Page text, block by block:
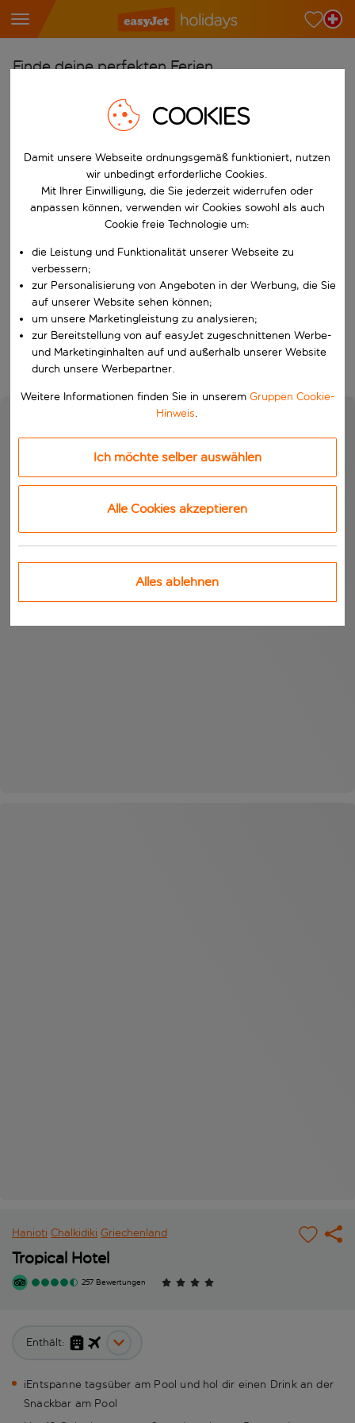
Finde deine perfekten Ferien
Beginne mit der Eingabe für die automatische
Wähle deine Flughäfen
Beginne mit der Eingabe für die automatische
Reiseziele finden
Nach
W&auml;hle ein Ab- und R&uuml;ckflugdatum aus.
Wähle deine Reisedaten
Wann
Wer
Suchen
Hanioti Chalkidiki Griechenland
Tropical Hotel
257 Bewertungen
Enthält:
iEntspanne tagsüber am Pool und hol dir einen Drink an der
Snackbar am Pool
COOKIES
Damit unsere Webseite ordnungsgemäß funktioniert, nutzen
wir unbedingt erforderliche Cookies.
Mit Ihrer Einwilligung, die Sie jederzeit widerrufen oder
anpassen können, verwenden wir Cookies sowohl als auch
Cookie freie Technologie um:
die Leistung und Funktionalität unserer Webseite zu
verbessern;
zur Personalisierung von Angeboten in der Werbung, die Sie
auf unserer Website sehen können;
um unsere Marketingleistung zu analysieren;
zur Bereitstellung von auf easyJet zugeschnittenen Werbe-
und Marketinginhalten auf und außerhalb unserer Website
durch unsere Werbepartner.
Weitere Informationen finden Sie in unserem Gruppen Cookie-
Hinweis.
Ich möchte selber auswählen
Alle Cookies akzeptieren
Alles ablehnen